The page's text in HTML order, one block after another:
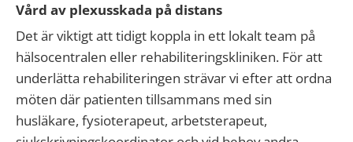
Vård av plexusskada på distans
Det är viktigt att tidigt koppla in ett lokalt team på
hälsocentralen eller rehabiliteringskliniken. För att
underlätta rehabiliteringen strävar vi efter att ordna
möten där patienten tillsammans med sin
husläkare, fysioterapeut, arbetsterapeut,